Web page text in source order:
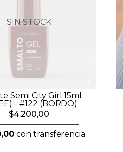
SIN STOCK
Semi City Girl 15ml
- #122 (BORDO)
$4.200,00
con transferencia